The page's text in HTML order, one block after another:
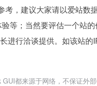
考，建议大家请以爱站数
等；当然要评估一个站
进行洽谈提供。如该站的
都来源于网络，不保证外